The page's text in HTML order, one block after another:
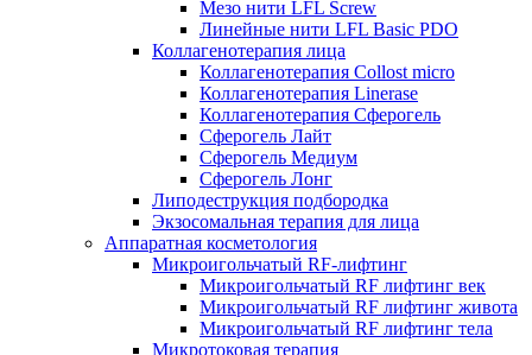
Мезо нити LFL Screw
Линейные нити LFL Basic PDO
Коллагенотерапия лица
Коллагенотерапия Collost micro
Коллагенотерапия Linerase
Коллагенотерапия Сферогель
Сферогель Лайт
Сферогель Медиум
Сферогель Лонг
Липодеструкция подбородка
Экзосомальная терапия для лица
Аппаратная косметология
Микроигольчатый RF-лифтинг
Микроигольчатый RF лифтинг век
Микроигольчатый RF лифтинг живота
Микроигольчатый RF лифтинг тела
Микротоковая терапия